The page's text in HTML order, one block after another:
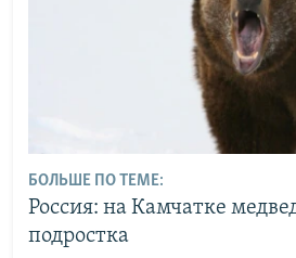
БОЛЬШЕ ПО ТЕМЕ:
Россия: на Камчатке
подростка